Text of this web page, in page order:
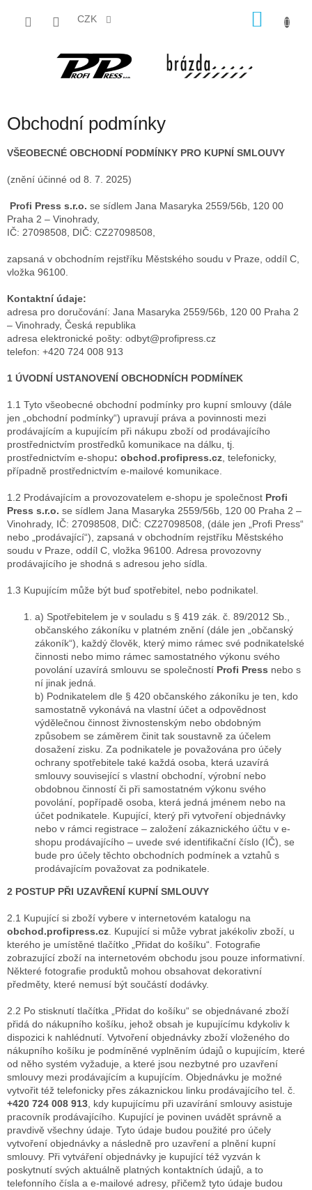
CZK
Obchodní podmínky
VŠEOBECNÉ OBCHODNÍ PODMÍNKY PRO KUPNÍ SMLOUVY
(znění účinné od 8. 7. 2025)
Profi Press s.r.o. se sídlem Jana Masaryka 2559/56b, 120 00
Praha 2 – Vinohrady,
IČ: 27098508, DIČ: CZ27098508,
zapsaná v obchodním rejstříku Městského soudu v Praze, oddíl C,
vložka 96100.
Kontaktní údaje:
adresa pro doručování: Jana Masaryka 2559/56b, 120 00 Praha 2
– Vinohrady, Česká republika
adresa elektronické pošty: odbyt@profipress.cz
telefon: +420 724 008 913
1 ÚVODNÍ USTANOVENÍ OBCHODNÍCH PODMÍNEK
1.1 Tyto všeobecné obchodní podmínky pro kupní smlouvy (dále
jen „obchodní podmínky“) upravují práva a povinnosti mezi
prodávajícím a kupujícím při nákupu zboží od prodávajícího
prostřednictvím prostředků komunikace na dálku, tj.
prostřednictvím e-shopu: obchod.profipress.cz, telefonicky,
případně prostřednictvím e-mailové komunikace.
1.2 Prodávajícím a provozovatelem e-shopu je společnost Profi
Press s.r.o. se sídlem Jana Masaryka 2559/56b, 120 00 Praha 2 –
Vinohrady, IČ: 27098508, DIČ: CZ27098508, (dále jen „Profi Press“
nebo „prodávající“), zapsaná v obchodním rejstříku Městského
soudu v Praze, oddíl C, vložka 96100. Adresa provozovny
prodávajícího je shodná s adresou jeho sídla.
1.3 Kupujícím může být buď spotřebitel, nebo podnikatel.
a) Spotřebitelem je v souladu s § 419 zák. č. 89/2012 Sb.,
občanského zákoníku v platném znění (dále jen „občanský
zákoník“), každý člověk, který mimo rámec své podnikatelské
činnosti nebo mimo rámec samostatného výkonu svého
povolání uzavírá smlouvu se společností Profi Press nebo s
ní jinak jedná.
b) Podnikatelem dle § 420 občanského zákoníku je ten, kdo
samostatně vykonává na vlastní účet a odpovědnost
výdělečnou činnost živnostenským nebo obdobným
způsobem se záměrem činit tak soustavně za účelem
dosažení zisku. Za podnikatele je považována pro účely
ochrany spotřebitele také každá osoba, která uzavírá
smlouvy související s vlastní obchodní, výrobní nebo
obdobnou činností či při samostatném výkonu svého
povolání, popřípadě osoba, která jedná jménem nebo na
účet podnikatele. Kupující, který při vytvoření objednávky
nebo v rámci registrace – založení zákaznického účtu v e-
shopu prodávajícího – uvede své identifikační číslo (IČ), se
bude pro účely těchto obchodních podmínek a vztahů s
prodávajícím považovat za podnikatele.
2 POSTUP PŘI UZAVŘENÍ KUPNÍ SMLOUVY
2.1 Kupující si zboží vybere v internetovém katalogu na
obchod.profipress.cz. Kupující si může vybrat jakékoliv zboží, u
kterého je umístěné tlačítko „Přidat do košíku“. Fotografie
zobrazující zboží na internetovém obchodu jsou pouze informativní.
Některé fotografie produktů mohou obsahovat dekorativní
předměty, které nemusí být součástí dodávky.
2.2 Po stisknutí tlačítka „Přidat do košíku“ se objednávané zboží
přidá do nákupního košíku, jehož obsah je kupujícímu kdykoliv k
dispozici k nahlédnutí. Vytvoření objednávky zboží vloženého do
nákupního košíku je podmíněné vyplněním údajů o kupujícím, které
od něho systém vyžaduje, a které jsou nezbytné pro uzavření
smlouvy mezi prodávajícím a kupujícím. Objednávku je možné
vytvořit též telefonicky přes zákaznickou linku prodávajícího tel. č.
+420 724 008 913, kdy kupujícímu při uzavírání smlouvy asistuje
pracovník prodávajícího. Kupující je povinen uvádět správně a
pravdivě všechny údaje. Tyto údaje budou použité pro účely
vytvoření objednávky a následně pro uzavření a plnění kupní
smlouvy. Při vytváření objednávky je kupující též vyzván k
poskytnutí svých aktuálně platných kontaktních údajů, a to
telefonního čísla a e-mailové adresy, přičemž tyto údaje budou